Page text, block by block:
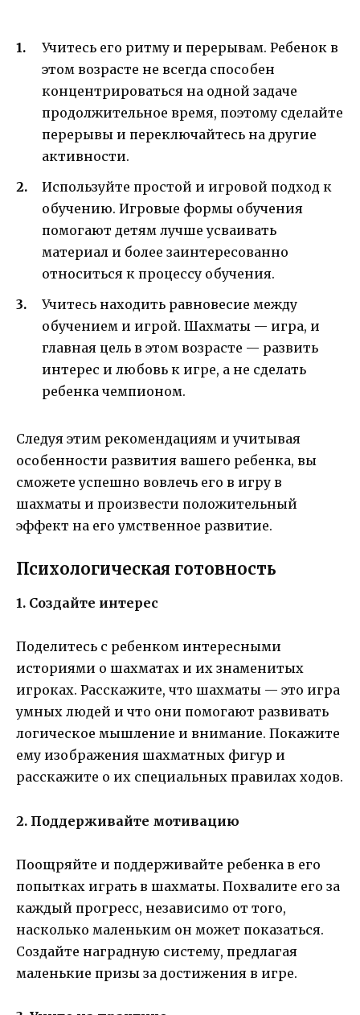
Учитесь его ритму и перерывам. Ребенок в
этом возрасте не всегда способен
концентрироваться на одной задаче
продолжительное время, поэтому сделайте
перерывы и переключайтесь на другие
активности.
Используйте простой и игровой подход к
обучению. Игровые формы обучения
помогают детям лучше усваивать
материал и более заинтересованно
относиться к процессу обучения.
Учитесь находить равновесие между
обучением и игрой. Шахматы — игра, и
главная цель в этом возрасте — развить
интерес и любовь к игре, а не сделать
ребенка чемпионом.
Следуя этим рекомендациям и учитывая
особенности развития вашего ребенка, вы
сможете успешно вовлечь его в игру в
шахматы и произвести положительный
эффект на его умственное развитие.
Психологическая готовность
1. Создайте интерес
Поделитесь с ребенком интересными
историями о шахматах и их знаменитых
игроках. Расскажите, что шахматы — это игра
умных людей и что они помогают развивать
логическое мышление и внимание. Покажите
ему изображения шахматных фигур и
расскажите о их специальных правилах ходов.
2. Поддерживайте мотивацию
Поощряйте и поддерживайте ребенка в его
попытках играть в шахматы. Похвалите его за
каждый прогресс, независимо от того,
насколько маленьким он может показаться.
Создайте наградную систему, предлагая
маленькие призы за достижения в игре.